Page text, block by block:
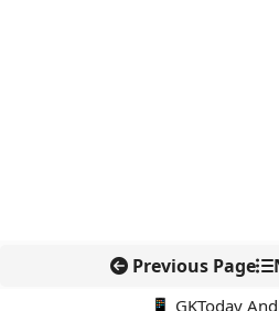
Previous Page
📱 GKToday